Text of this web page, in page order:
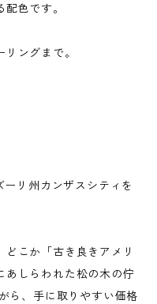
色です。
ングまで。
リ州カンザスシティを
こか「古き良きアメリ
あしらわれた松の木の佇
ら、手に取りやすい価格